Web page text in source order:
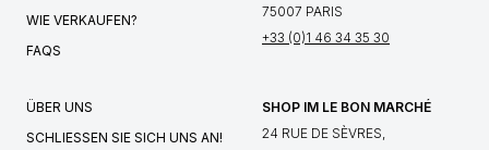
WIE VERKAUFEN?
FAQS
75007 PARIS
+33 (0)1 46 34 35 30
ÜBER UNS
SCHLIESSEN SIE SICH UNS AN!
SHOP IM LE BON MARCHÉ
24 RUE DE SÈVRES,